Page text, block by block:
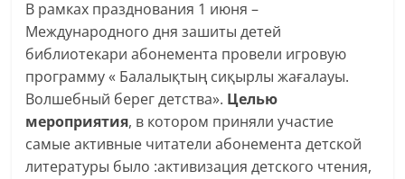
Майлина
В рамках празднования 1 июня –
Международного дня зашиты детей
библиотекари абонемента провели игровую
программу « Балалықтың сиқырлы жағалауы.
Волшебный берег детства». Целью
мероприятия, в котором приняли участие
самые активные читатели абонемента детской
литературы было :активизация детского чтения,